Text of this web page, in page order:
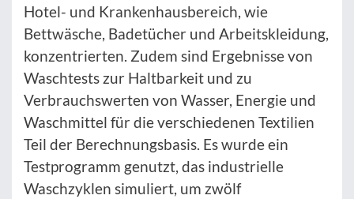
Hotel- und Krankenhausbereich, wie
Bettwäsche, Badetücher und Arbeitskleidung,
konzentrierten. Zudem sind Ergebnisse von
Waschtests zur Haltbarkeit und zu
Verbrauchswerten von Wasser, Energie und
Waschmittel für die verschiedenen Textilien
Teil der Berechnungsbasis. Es wurde ein
Testprogramm genutzt, das industrielle
Waschzyklen simuliert, um zwölf